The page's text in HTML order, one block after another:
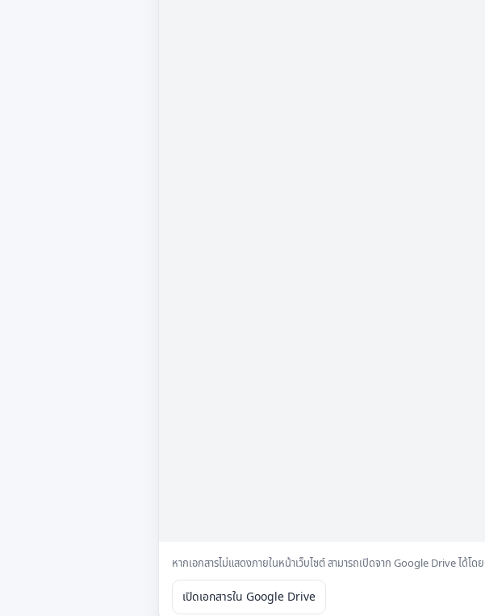
หากเอกสารไม่แสดงภายในหน้าเว็บไซต์ สามารถเปิดจาก Google Drive ได้โด
เปิดเอกสารใน Google Drive